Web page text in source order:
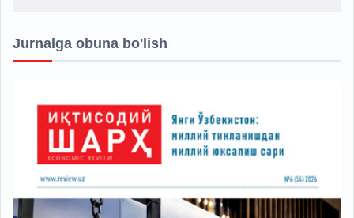
Jurnalga obuna bo'lish